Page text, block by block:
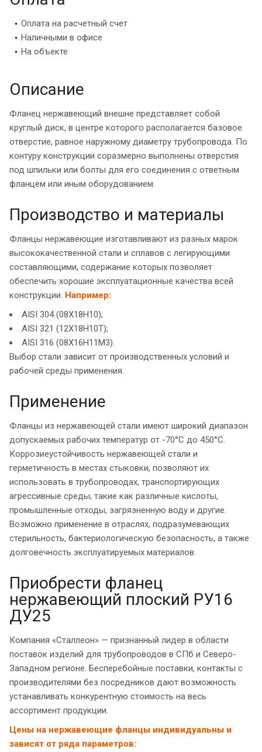
Оплата на расчетный счет
Наличными в офисе
На объекте
Описание
Фланец нержавеющий внешне представляет собой
круглый диск, в центре которого располагается базовое
отверстие, равное наружному диаметру трубопровода. По
контуру конструкции соразмерно выполнены отверстия
под шпильки или болты для его соединения с ответным
фланцем или иным оборудованием.
Производство и материалы
Фланцы нержавеющие изготавливают из разных марок
высококачественной стали и сплавов с легирующими
составляющими, содержание которых позволяет
обеспечить хорошие эксплуатационные качества всей
конструкции. Например:
AISI 304 (08Х18Н10);
AISI 321 (12Х18Н10Т);
AISI 316 (08Х16Н11М3).
Выбор стали зависит от производственных условий и
рабочей среды применения.
Применение
Фланцы из нержавеющей стали имеют широкий диапазон
допускаемых рабочих температур от -70°C до 450°C.
Коррозиеустойчивость нержавеющей стали и
герметичность в местах стыковки, позволяют их
использовать в трубопроводах, транспортирующих
агрессивные среды, такие как различные кислоты,
промышленные отходы, загрязненную воду и другие.
Возможно применение в отраслях, подразумевающих
стерильность, бактериологическую безопасность, а также
долговечность эксплуатируемых материалов.
Приобрести фланец
нержавеющий плоский РУ16
ДУ25
Компания «Сталлеон» — признанный лидер в области
поставок изделий для трубопроводов в СПб и Северо-
Западном регионе. Бесперебойные поставки, контакты с
производителями без посредников дают возможность
устанавливать конкурентную стоимость на весь
ассортимент продукции.
Цены на нержавеющие фланцы индивидуальны и
зависят от ряда параметров: